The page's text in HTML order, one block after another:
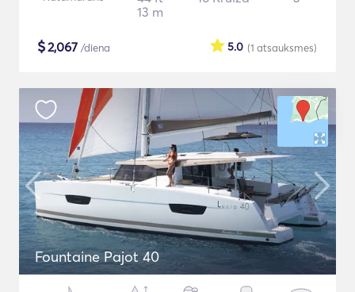
13 m
$2,067 /diena (1 atsauksmes)
5.0
Fountaine Pajot 40